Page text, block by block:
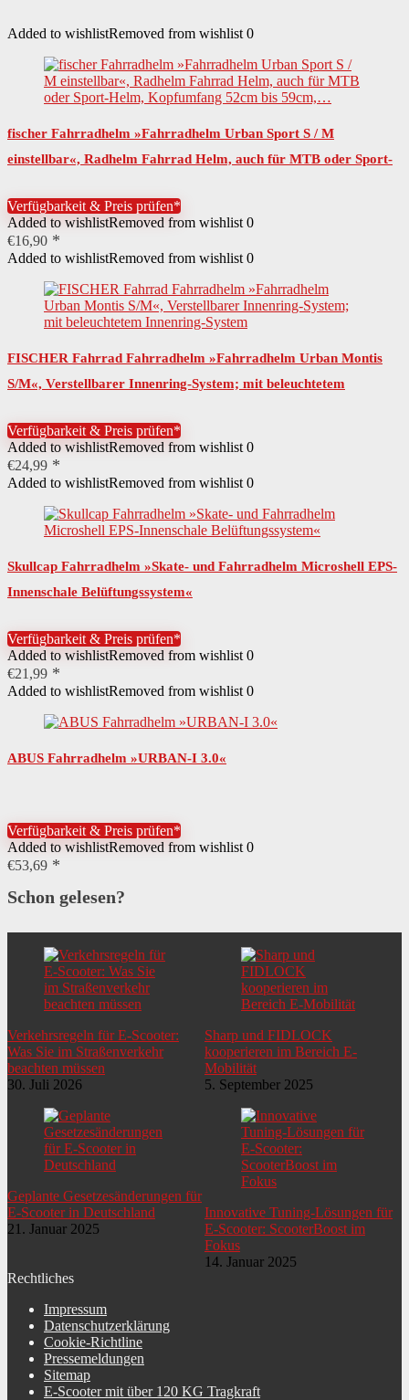
Added to wishlistRemoved from wishlist 0
fischer Fahrradhelm »Fahrradhelm Urban Sport S / M
einstellbar«, Radhelm Fahrrad Helm, auch für MTB oder Sport-
Verfügbarkeit & Preis prüfen*
Added to wishlistRemoved from wishlist 0
€16,90
Added to wishlistRemoved from wishlist 0
FISCHER Fahrrad Fahrradhelm »Fahrradhelm Urban Montis
S/M«, Verstellbarer Innenring-System; mit beleuchtetem
Verfügbarkeit & Preis prüfen*
Added to wishlistRemoved from wishlist 0
€24,99
Added to wishlistRemoved from wishlist 0
Skullcap Fahrradhelm »Skate- und Fahrradhelm Microshell EPS-
Innenschale Belüftungssystem«
Verfügbarkeit & Preis prüfen*
Added to wishlistRemoved from wishlist 0
€21,99
Added to wishlistRemoved from wishlist 0
ABUS Fahrradhelm »URBAN-I 3.0«
Verfügbarkeit & Preis prüfen*
Added to wishlistRemoved from wishlist 0
€53,69
Schon gelesen?
Verkehrsregeln für E-Scooter:
Was Sie im Straßenverkehr
beachten müssen
30. Juli 2026
Sharp und FIDLOCK
kooperieren im Bereich E-
Mobilität
5. September 2025
Geplante Gesetzesänderungen für
E-Scooter in Deutschland
21. Januar 2025
Innovative Tuning-Lösungen für
E-Scooter: ScooterBoost im
Fokus
14. Januar 2025
Rechtliches
Impressum
Datenschutzerklärung
Cookie-Richtline
Pressemeldungen
Sitemap
E-Scooter mit über 120 KG Tragkraft